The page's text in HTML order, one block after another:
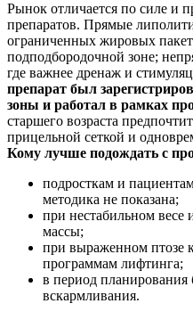
Рынок отличается по силе и
препаратов. Прямые
ограниченных жировых
подподбородочной зоне;
где важнее дренаж и
препарат был
зоны и работал в рамках
старшего возраста
прицельной сеткой и
Кому лучше подождать с
подросткам и
методика не показана;
при нестабильном весе
массы;
при выраженном птозе
программам лифтинга;
в период планирования
вскармливания.